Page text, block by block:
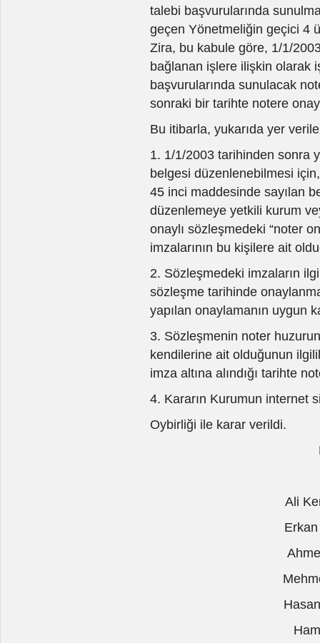
talebi başvurularında
geçen Yönetmeliğin geçici 4
Zira, bu kabule göre, 1/1/
bağlanan işlere ilişkin olarak
başvurularında sunulacak
sonraki bir tarihte notere
Bu itibarla, yukarıda yer
1. 1/1/2003 tarihinden sonra
belgesi düzenlenebilmesi
45 inci maddesinde sayılan
düzenlemeye yetkili kurum
onaylı sözleşmedeki “noter
imzalarının bu kişilere ait
2. Sözleşmedeki imzaların
sözleşme tarihinde
yapılan onaylamanın uygun
3. Sözleşmenin noter
kendilerine ait olduğunun
imza altına alındığı tarihte
4. Kararın Kurumun internet
Oybirliği ile karar verildi.
Ali